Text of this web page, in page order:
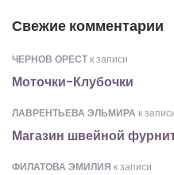
Свежие комментарии
ЧЕРНОВ ОРЕСТ к записи
Моточки-Клубочки
ЛАВРЕНТЬЕВА ЭЛЬМИРА к
Магазин швейной
ФИЛАТОВА ЭМИЛИЯ к записи